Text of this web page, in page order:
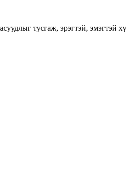
тусгаж, эрэгтэй, эмэгтэй